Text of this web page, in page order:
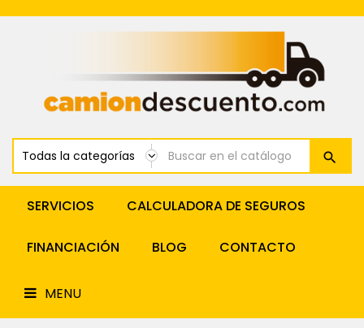
SERVICIOS CALCULADORA DE SEGUROS
FINANCIACIÓN BLOG CONTACTO
MENU
Renting
Cabeza
Tractora
Financiación
Tractoras
Renting
Furgonetas
Renting
Semirremolques